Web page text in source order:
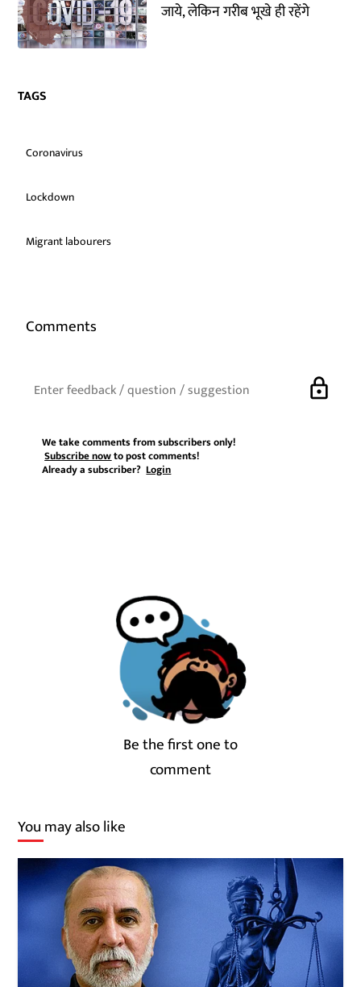
जाये, लेकिन गरीब भूखे ही रहेंगे
TAGS
Coronavirus
Lockdown
Migrant labourers
Comments
lock
We take comments from subscribers only!
Subscribe nowto post comments!
Already a subscriber?Login
Be the first one to
comment
You may also like